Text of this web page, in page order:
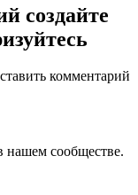
создайте
комментарий
нашем сообществе.